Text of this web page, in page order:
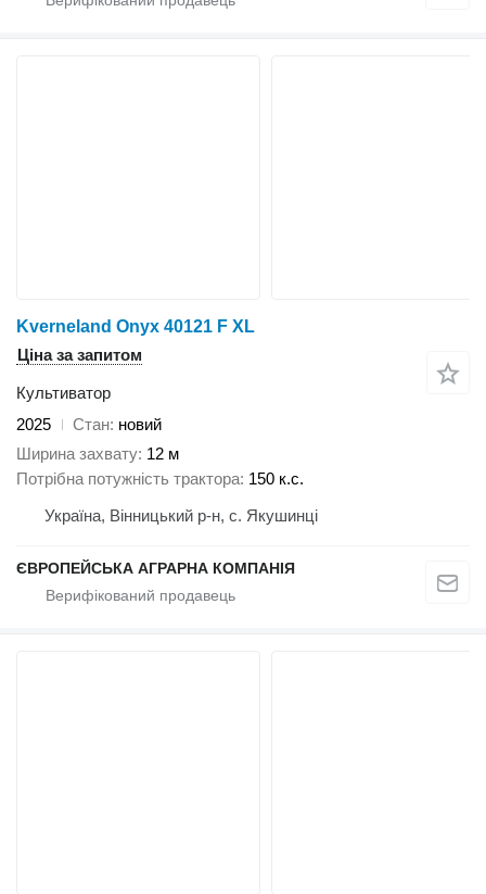
Kverneland Onyx 40121 F XL
Ціна за запитом
Культиватор
2025
Стан новий
Ширина захвату 12 м
Потрібна потужність трактора 150 к.с.
Україна, Вінницький р-н, с. Якушинці
ЄВРОПЕЙСЬКА АГРАРНА КОМПАНІЯ